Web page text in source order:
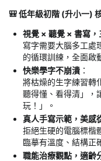
🎒 低年級初階 (升小一)
視覺 × 聽覺 × 書寫，
寫字需要大腦多工處
的循環訓練，全面啟
快樂學字不崩潰 ：
將枯燥的生字練習轉
聽得懂、看得清」，
玩！」。
真人手寫示範，美感
拒絕生硬的電腦標楷
臨摹有溫度、結構正
職能治療觀點，適齡